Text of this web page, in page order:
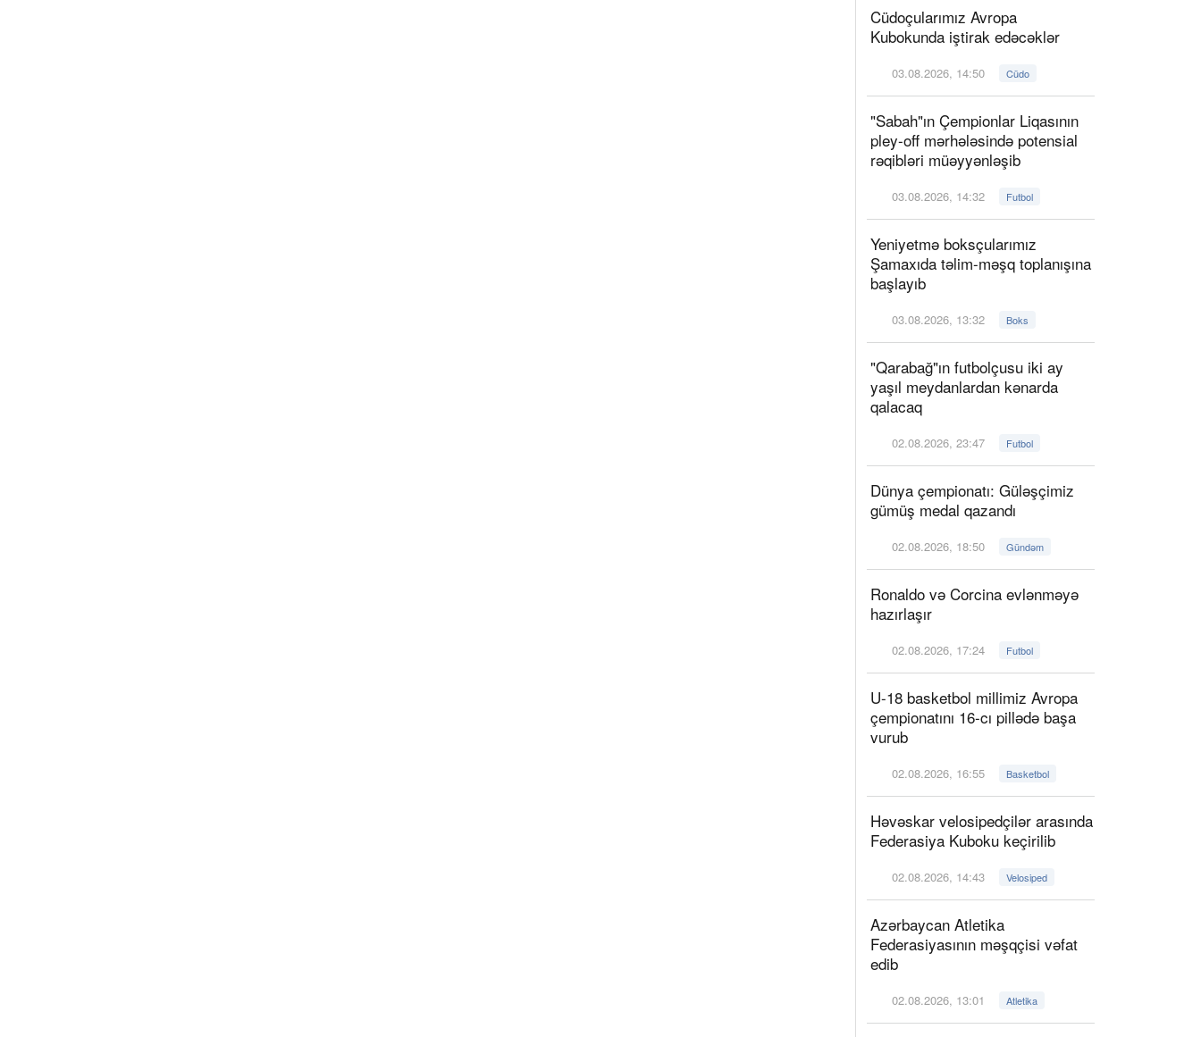
Cüdoçularımız Avropa
Kubokunda iştirak edəcəklər
03.08.2026, 14:50 Cüdo
"Sabah"ın Çempionlar Liqasının
pley-off mərhələsində potensial
rəqibləri müəyyənləşib
03.08.2026, 14:32 Futbol
Yeniyetmə boksçularımız
Şamaxıda təlim-məşq toplanışına
başlayıb
03.08.2026, 13:32 Boks
"Qarabağ"ın futbolçusu iki ay
yaşıl meydanlardan kənarda
qalacaq
02.08.2026, 23:47 Futbol
Dünya çempionatı: Güləşçimiz
gümüş medal qazandı
02.08.2026, 18:50 Gündəm
Ronaldo və Corcina evlənməyə
hazırlaşır
02.08.2026, 17:24 Futbol
U-18 basketbol millimiz Avropa
çempionatını 16-cı pillədə başa
vurub
02.08.2026, 16:55 Basketbol
Həvəskar velosipedçilər arasında
Federasiya Kuboku keçirilib
02.08.2026, 14:43 Velosiped
Azərbaycan Atletika
Federasiyasının məşqçisi vəfat
edib
02.08.2026, 13:01 Atletika